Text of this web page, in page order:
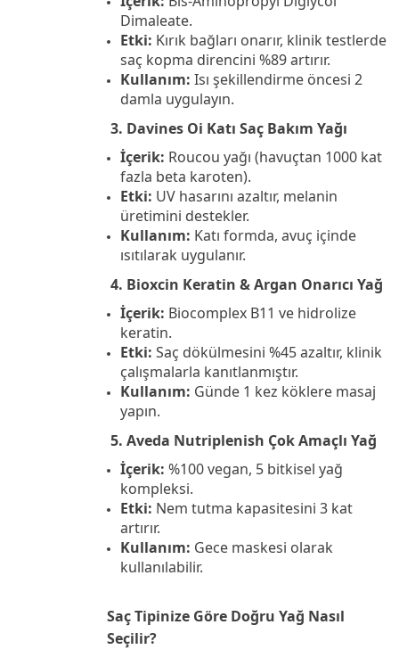
Dimaleate.
Etki: Kırık bağları onarır, klinik testlerde
saç kopma direncini %89 artırır.
Kullanım: Isı şekillendirme öncesi 2
damla uygulayın.
3. Davines Oi Katı Saç Bakım Yağı
İçerik: Roucou yağı (havuçtan 1000 kat
fazla beta karoten).
Etki: UV hasarını azaltır, melanin
üretimini destekler.
Kullanım: Katı formda, avuç içinde
ısıtılarak uygulanır.
4. Bioxcin Keratin & Argan Onarıcı Yağ
İçerik: Biocomplex B11 ve hidrolize
keratin.
Etki: Saç dökülmesini %45 azaltır, klinik
çalışmalarla kanıtlanmıştır.
Kullanım: Günde 1 kez köklere masaj
yapın.
5. Aveda Nutriplenish Çok Amaçlı Yağ
İçerik: %100 vegan, 5 bitkisel yağ
kompleksi.
Etki: Nem tutma kapasitesini 3 kat
artırır.
Kullanım: Gece maskesi olarak
kullanılabilir.
Saç Tipinize Göre Doğru Yağ Nasıl
Seçilir?